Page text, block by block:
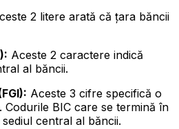
2 litere arată că țara băncii
Aceste 2 caractere indică
al băncii.
Aceste 3 cifre specifică o
Codurile BIC care se termină în
central al băncii.